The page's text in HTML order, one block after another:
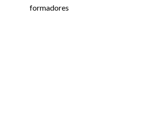
formadores